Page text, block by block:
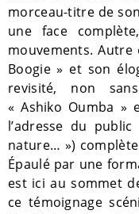
morceau-titre de
une face
mouvements.
Boogie » et son
revisité, non
« Ashiko Oumba »
l’adresse du
nature… »)
Épaulé par une
est ici au sommet
ce témoignage